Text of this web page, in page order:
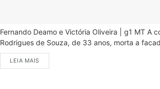
Fernando Deamo e Victória Oliveira | g1 MT A
Rodrigues de Souza, de 33 anos, morta a
LEIA MAIS